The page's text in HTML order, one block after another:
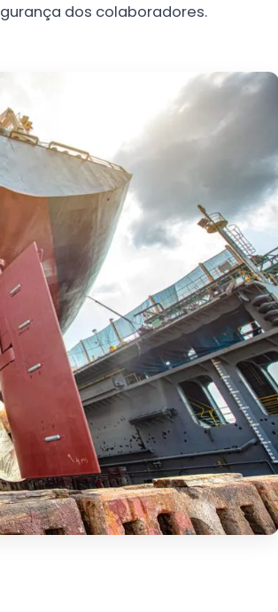
dos colaboradores.